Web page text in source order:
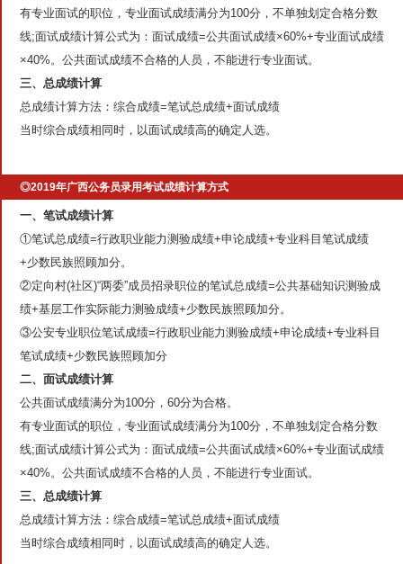
有专业面试的职位，专业面试成绩满分为100分，不单独划定合格分数
线;面试成绩计算公式为：面试成绩=公共面试成绩×60%+专业面试成绩
×40%。公共面试成绩不合格的人员，不能进行专业面试。
三、总成绩计算
总成绩计算方法：综合成绩=笔试总成绩+面试成绩
当时综合成绩相同时，以面试成绩高的确定人选。
◎2019年广西公务员录用考试成绩计算方式
一、笔试成绩计算
①笔试总成绩=行政职业能力测验成绩+申论成绩+专业科目笔试成绩
+少数民族照顾加分。
②定向村(社区)“两委”成员招录职位的笔试总成绩=公共基础知识测验成
绩+基层工作实际能力测验成绩+少数民族照顾加分。
③公安专业职位笔试成绩=行政职业能力测验成绩+申论成绩+专业科目
笔试成绩+少数民族照顾加分
二、面试成绩计算
公共面试成绩满分为100分，60分为合格。
有专业面试的职位，专业面试成绩满分为100分，不单独划定合格分数
线;面试成绩计算公式为：面试成绩=公共面试成绩×60%+专业面试成绩
×40%。公共面试成绩不合格的人员，不能进行专业面试。
三、总成绩计算
总成绩计算方法：综合成绩=笔试总成绩+面试成绩
当时综合成绩相同时，以面试成绩高的确定人选。